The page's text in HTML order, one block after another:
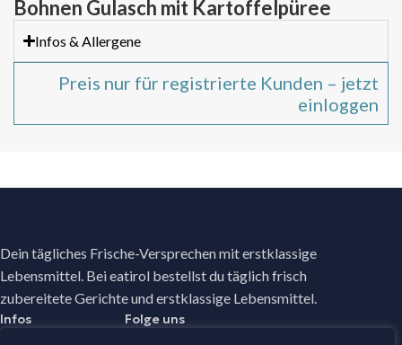
Bohnen Gulasch mit Kartoffelpüree
Infos & Allergene
Preis nur für registrierte Kunden – jetzt
einloggen
Dein tägliches Frische-Versprechen mit erstklassige
Lebensmittel. Bei eatirol bestellst du täglich frisch
zubereitete Gerichte und erstklassige Lebensmittel.
Infos Folge uns